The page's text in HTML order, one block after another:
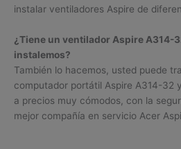
instalar ventiladores Aspire de
¿Tiene un ventilador Aspire A314-
instalemos?
También lo hacemos, usted puede
computador portátil Aspire A314-32
a precios muy cómodos, con la
mejor compañía en servicio Acer